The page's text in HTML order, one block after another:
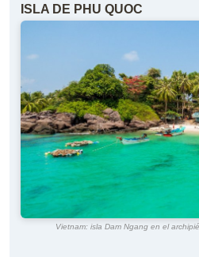
ISLA DE PHU QUOC
Vietnam: isla Dam Ngang en el